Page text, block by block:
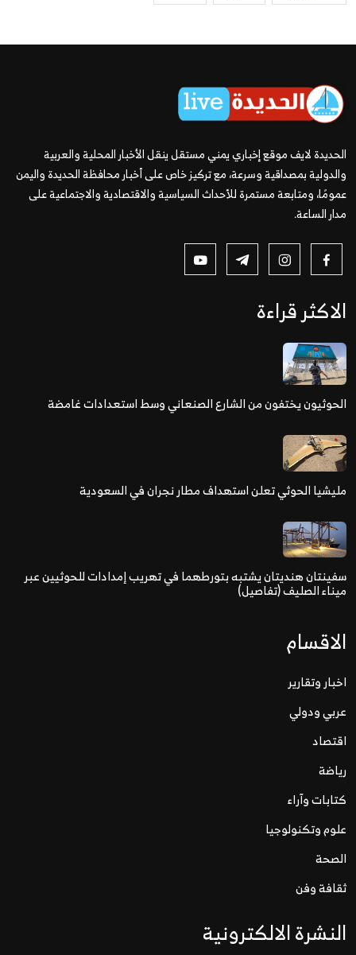
الحديدة لايف موقع إخباري يمني مستقل ينقل الأخبار المحلية والعربية
والدولية بمصداقية وسرعة، مع تركيز خاص على أخبار محافظة الحديدة واليمن
عمومًا، ومتابعة مستمرة للأحداث السياسية والاقتصادية والاجتماعية على
مدار الساعة.
الاكثر قراءة
الحوثيون يختفون من الشارع الصنعاني وسط استعدادات غامضة
مليشيا الحوثي تعلن استهداف مطار نجران في السعودية
سفينتان هنديتان يشتبه بتورطهما في تهريب إمدادات للحوثيين عبر
ميناء الصليف (تفاصيل)
الاقسام
اخبار وتقارير
عربي ودولي
اقتصاد
رياضة
كتابات وآراء
علوم وتكنولوجيا
الصحة
ثقافة وفن
النشرة الالكترونية